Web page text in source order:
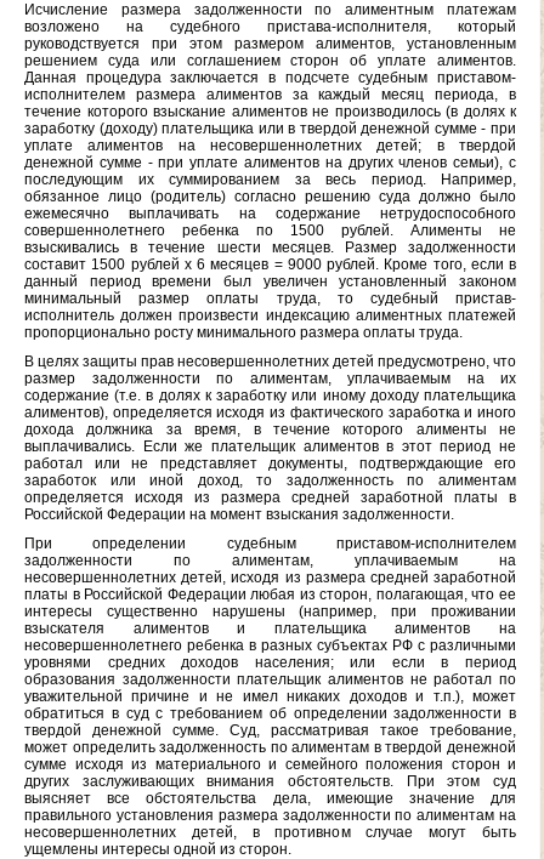
Исчисление размера задолженности по алиментным платежам
возложено на судебного пристава-исполнителя, который
руководствуется при этом размером алиментов, установленным
решением суда или соглашением сторон об уплате алиментов.
Данная процедура заключается в подсчете судебным приставом-
исполнителем размера алиментов за каждый месяц периода, в
течение которого взыскание алиментов не производилось (в долях к
заработку (доходу) плательщика или в твердой денежной сумме - при
уплате алиментов на несовершеннолетних детей; в твердой
денежной сумме - при уплате алиментов на других членов семьи), с
последующим их суммированием за весь период. Например,
обязанное лицо (родитель) согласно решению суда должно было
ежемесячно выплачивать на содержание нетрудоспособного
совершеннолетнего ребенка по 1500 рублей. Алименты не
взыскивались в течение шести месяцев. Размер задолженности
составит 1500 рублей х 6 месяцев = 9000 рублей. Кроме того, если в
данный период времени был увеличен установленный законом
минимальный размер оплаты труда, то судебный пристав-
исполнитель должен произвести индексацию алиментных платежей
пропорционально росту минимального размера оплаты труда.
В целях защиты прав несовершеннолетних детей предусмотрено, что
размер задолженности по алиментам, уплачиваемым на их
содержание (т.е. в долях к заработку или иному доходу плательщика
алиментов), определяется исходя из фактического заработка и иного
дохода должника за время, в течение которого алименты не
выплачивались. Если же плательщик алиментов в этот период не
работал или не представляет документы, подтверждающие его
заработок или иной доход, то задолженность по алиментам
определяется исходя из размера средней заработной платы в
Российской Федерации на момент взыскания задолженности.
При определении судебным приставом-исполнителем
задолженности по алиментам, уплачиваемым на
несовершеннолетних детей, исходя из размера средней заработной
платы в Российской Федерации любая из сторон, полагающая, что ее
интересы существенно нарушены (например, при проживании
взыскателя алиментов и плательщика алиментов на
несовершеннолетнего ребенка в разных субъектах РФ с различными
уровнями средних доходов населения; или если в период
образования задолженности плательщик алиментов не работал по
уважительной причине и не имел никаких доходов и т.п.), может
обратиться в суд с требованием об определении задолженности в
твердой денежной сумме. Суд, рассматривая такое требование,
может определить задолженность по алиментам в твердой денежной
сумме исходя из материального и семейного положения сторон и
других заслуживающих внимания обстоятельств. При этом суд
выясняет все обстоятельства дела, имеющие значение для
правильного установления размера задолженности по алиментам на
несовершеннолетних детей, в противном случае могут быть
ущемлены интересы одной из сторон.